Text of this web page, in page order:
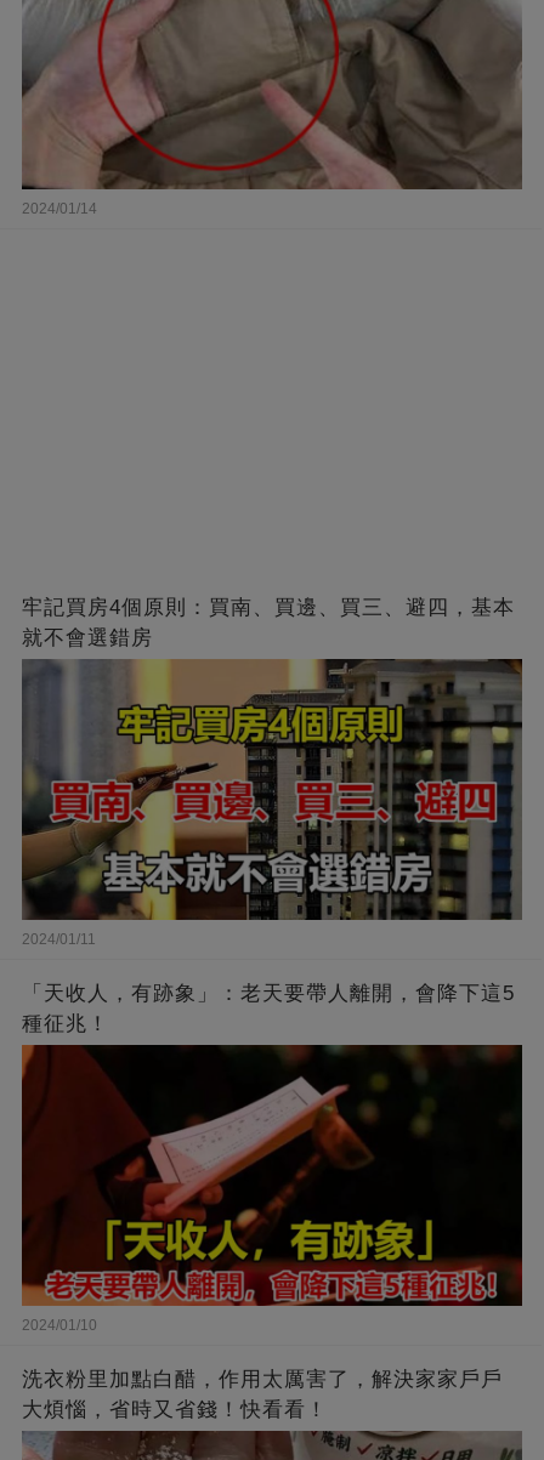
2024/01/14
牢記買房4個原則：買南、買邊、買三、避四，基本
就不會選錯房
2024/01/11
「天收人，有跡象」：老天要帶人離開，會降下這5
種征兆！
2024/01/10
洗衣粉里加點白醋，作用太厲害了，解決家家戶戶
大煩惱，省時又省錢！快看看！